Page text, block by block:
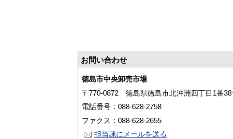
お問い合わせ
徳島市中央卸売市場
〒770-0872 徳島県徳島市北沖洲四丁目1番38
電話番号：088-628-2758
ファクス：088-628-2655
担当課にメールを送る